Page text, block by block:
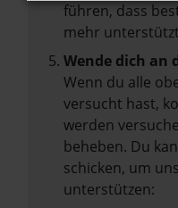
führen, dass
mehr
Wende dich an
Wenn du alle
versucht hast,
werden
beheben. Du
schicken, um
unterstützen: